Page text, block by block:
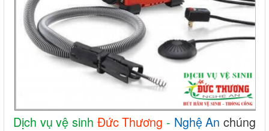
Dịch vụ vệ sinh Đức Thương - Nghệ An chúng